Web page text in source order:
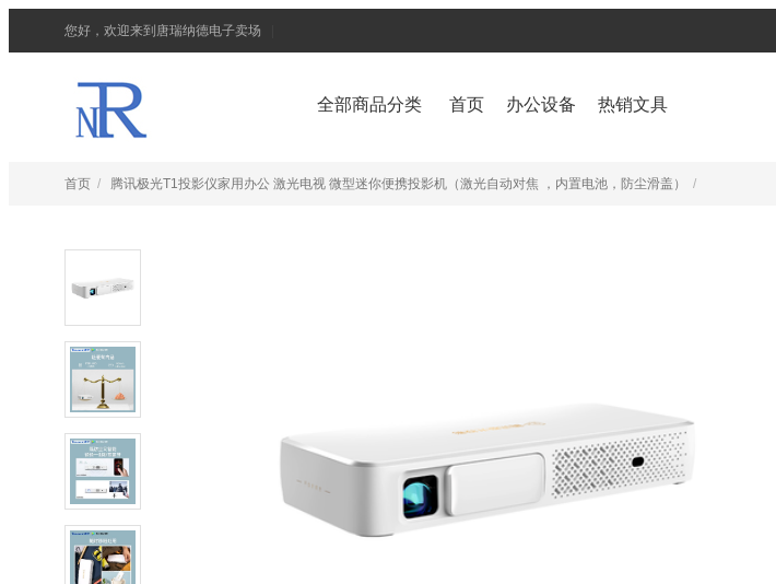
您好，欢迎来到唐瑞纳德电子卖场
全部商品分类 首页 办公设备 热销文具
首页 / 腾讯极光T1投影仪家用办公 激光电视 微型迷你便携投影机（激光自动对焦 ，内置电池，防尘滑盖） /